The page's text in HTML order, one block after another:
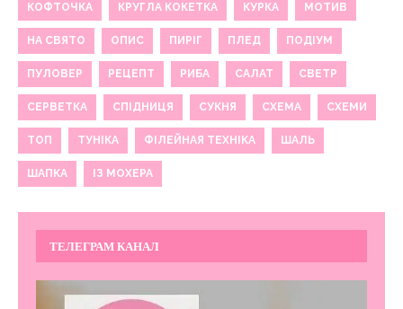
КОФТОЧКА КРУГЛА КОКЕТКА КУРКА МОТИВ
НА СВЯТО ОПИС ПИРІГ ПЛЕД ПОДІУМ
ПУЛОВЕР РЕЦЕПТ РИБА САЛАТ СВЕТР
СЕРВЕТКА СПІДНИЦЯ СУКНЯ СХЕМА СХЕМИ
ТОП ТУНІКА ФІЛЕЙНАЯ ТЕХНІКА ШАЛЬ
ШАПКА ІЗ МОХЕРА
ТЕЛЕГРАМ КАНАЛ